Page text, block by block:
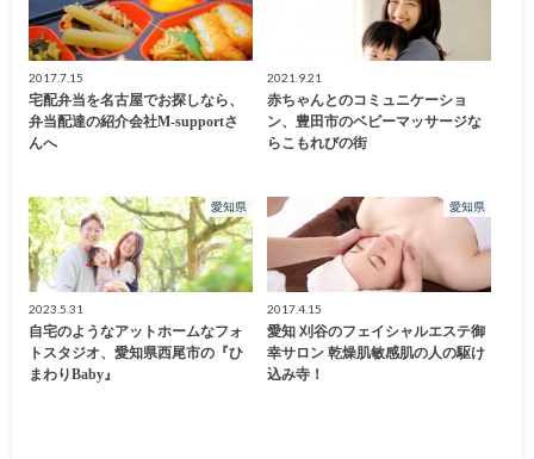
2017.7.15
宅配弁当を名古屋でお探しなら、
弁当配達の紹介会社M-supportさ
んへ
2021.9.21
赤ちゃんとのコミュニケーショ
ン、豊田市のベビーマッサージな
らこもれびの街
愛知県
2023.5.31
自宅のようなアットホームなフォ
トスタジオ、愛知県西尾市の『ひ
まわりBaby』
愛知県
2017.4.15
愛知 刈谷のフェイシャルエステ御
幸サロン 乾燥肌敏感肌の人の駆け
込み寺！